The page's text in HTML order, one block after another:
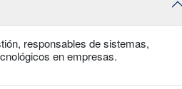
responsables de sistemas,
en empresas.